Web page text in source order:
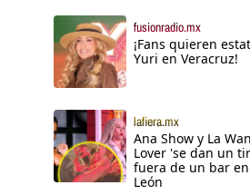
fusionradio.mx
¡Fans quieren
Yuri en Veracruz!
lafiera.mx
Ana Show y La
Lover 'se dan un
fuera de un bar
León